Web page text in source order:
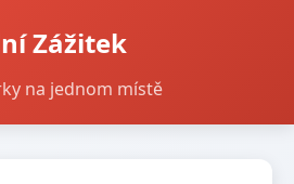
Zážitek
na jednom místě